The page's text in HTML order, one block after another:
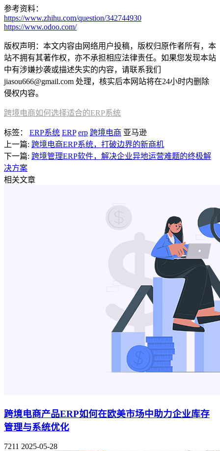
参考资料：
https://www.zhihu.com/question/342744930
https://www.odoo.com/
版权声明：本文内容由网络用户投稿，版权归原作者所有，本
站不拥有其著作权，亦不承担相应法律责任。如果您发现本站
中有涉嫌抄袭或描述失实的内容，请联系我们
jiasou666@gmail.com 处理，核实后本网站将在24小时内删除
侵权内容。
跨境电商如何选择适合的ERP系统
标签： ERP系统 ERP erp 跨境电商 亚马逊
上一篇: 跨境电商ERP系统，打破边界的新商机
下一篇: 跨境管理ERP软件，解决企业异地运营难题的终极解
决方案
相关文章
跨境电商产品ERP如何在欧美市场中助力企业库存
管理与系统优化
7211 2025-05-28